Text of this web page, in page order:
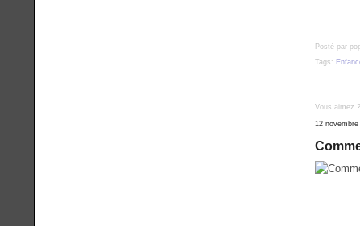
Posté par
Tags:
Vous aimez ?
12 novembre